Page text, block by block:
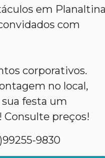
em Planaltina
com
corporativos.
no local,
festa um
Consulte preços!
9830